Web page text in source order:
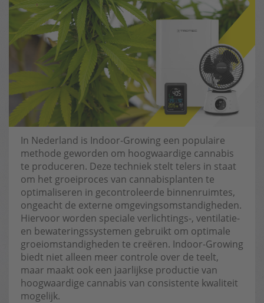
In Nederland is Indoor-Growing een populaire
methode geworden om hoogwaardige cannabis
te produceren. Deze techniek stelt telers in staat
om het groeiproces van cannabisplanten te
optimaliseren in gecontroleerde binnenruimtes,
ongeacht de externe omgevingsomstandigheden.
Hiervoor worden speciale verlichtings-, ventilatie-
en bewateringssystemen gebruikt om optimale
groeiomstandigheden te creëren. Indoor-Growing
biedt niet alleen meer controle over de teelt,
maar maakt ook een jaarlijkse productie van
hoogwaardige cannabis van consistente kwaliteit
mogelijk.